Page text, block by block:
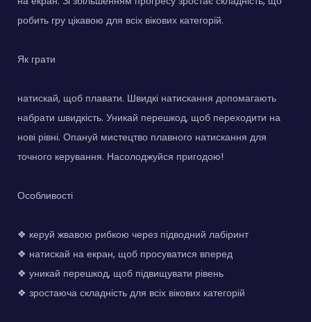
робить гру цікавою для всіх вікових категорій.
Як грати
натискай, щоб плавати. Швидкі натискання допомагають
набрати швидкість. Уникай перешкод, щоб переходити на
нові рівні. Опануй мистецтво плавного натискання для
точного керування. Насолоджуйся пригодою!
Особливості
❖ керуй жвавою рибкою через підводний лабіринт
❖ натискай на екран, щоб просуватися вперед
❖ уникай перешкод, щоб підвищувати рівень
❖ зростаюча складність для всіх вікових категорій